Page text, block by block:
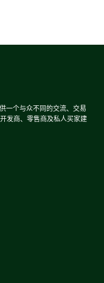
一个与众不同的交流、交易
发商、零售商及私人买家建